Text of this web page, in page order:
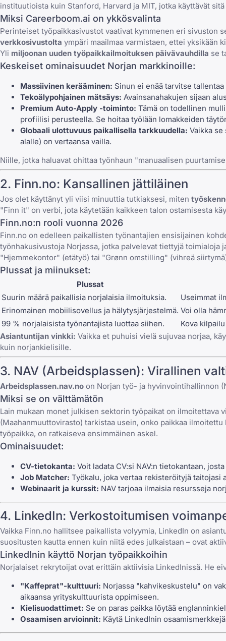
instituutioista kuin Stanford, Harvard ja MIT, jotka käyttävät
Miksi Careerboom.ai on ykkösvalinta
Perinteiset työpaikkasivustot vaativat kymmenen eri sivuston
verkkosivustolta ympäri maailmaa varmistaen, ettei yksikään
Yli miljoonan uuden työpaikkailmoituksen päivävauhdilla se
Keskeiset ominaisuudet Norjan markkinoille:
Massiivinen kerääminen: Sinun ei enää tarvitse
Tekoälypohjainen mätsäys: Avainsanahakujen sijaan
Premium Auto-Apply -toiminto: Tämä on todellinen
profiilisi perusteella. Se hoitaa työlään lomakkeiden
Globaali ulottuvuus paikallisella tarkkuudella: Vaikka
alalle) on vertaansa vailla.
Niille, jotka haluavat ohittaa työnhaun "manuaalisen
2. Finn.no: Kansallinen jättiläinen
Jos olet käyttänyt yli viisi minuuttia tutkiaksesi, miten
"Finn it" on verbi, jota käytetään kaikkeen talon ostamisesta
Finn.no:n rooli vuonna 2026
Finn.no on edelleen paikallisten työnantajien ensisijainen
työnhakusivustoja Norjassa, jotka palvelevat tiettyjä toimialoja
"Hjemmekontor" (etätyö) tai "Grønn omstilling" (vihreä
Plussat ja miinukset:
Plussat
Suurin määrä paikallisia norjalaisia ilmoituksia.
Useimmat
Erinomainen mobiilisovellus ja hälytysjärjestelmä. Voi olla
99 % norjalaisista työnantajista luottaa siihen.
Kova
Asiantuntijan vinkki: Vaikka et puhuisi vielä sujuvaa norjaa,
kuin norjankielisille.
3. NAV (Arbeidsplassen): Virallinen
Arbeidsplassen.nav.no on Norjan työ- ja hyvinvointihallinnon
Miksi se on välttämätön
Lain mukaan monet julkisen sektorin työpaikat on ilmoitettava
(Maahanmuuttovirasto) tarkistaa usein, onko paikkaa
työpaikka, on ratkaiseva ensimmäinen askel.
Ominaisuudet:
CV-tietokanta: Voit ladata CV:si NAV:n tietokantaan,
Job Matcher: Työkalu, joka vertaa rekisteröityjä taitojasi
Webinaarit ja kurssit: NAV tarjoaa ilmaisia resursseja
4. LinkedIn: Verkostoitumisen
Vaikka Finn.no hallitsee paikallista volyymia, LinkedIn on
suositusten kautta ennen kuin niitä edes julkaistaan – ovat
LinkedInin käyttö Norjan työpaikkoihin
Norjalaiset rekrytoijat ovat erittäin aktiivisia LinkedInissä. He
"Kaffeprat"-kulttuuri: Norjassa "kahvikeskustelu" on
aikaansa yrityskulttuurista oppimiseen.
Kielisuodattimet: Se on paras paikka löytää
Osaamisen arvioinnit: Käytä LinkedInin